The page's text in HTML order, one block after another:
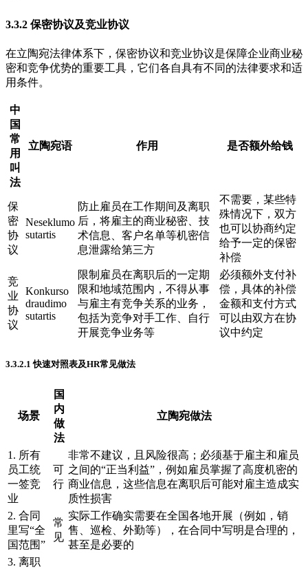
3.3.2 保密协议及竞业协议
在立陶宛法律体系下，保密协议和竞业协议是保障企业商业秘
密和竞争优势的重要工具，它们各自具有不同的法律要求和适
用条件。
中
国
常
用
叫
法
立陶宛语 作用 是否额外给钱
保
密
协
议
Neseklumo
sutartis
防止雇员在工作期间及离职
后，将雇主的商业秘密、技
术信息、客户名单等机密信
息泄露给第三方
不需要，某些特
殊情况下，双方
也可以协商约定
给予一定的保密
补偿
竞
业
协
议
Konkurso
draudimo
sutartis
限制雇员在离职后的一定期
限和地域范围内，不得从事
与雇主有竞争关系的业务，
包括为竞争对手工作、自行
开展竞争业务等
必须额外支付补
偿，具体的补偿
金额和支付方式
可以由双方在协
议中约定
3.3.2.1 快速对照表及HR常见做法
场景
国
内
做
法
立陶宛做法
1. 所有
员工统
一签竞
业
可
行
非常不建议，且风险很高；必须基于雇主和雇员
之间的“正当利益”，例如雇员掌握了高度机密的
商业信息，这些信息在离职后可能对雇主造成实
质性损害
2. 合同
里写“全
国范围”
常
见
实际工作确实需要在全国各地开展（例如，销
售、巡检、外勤等），在合同中写明是合理的，
甚至是必要的
3. 离职